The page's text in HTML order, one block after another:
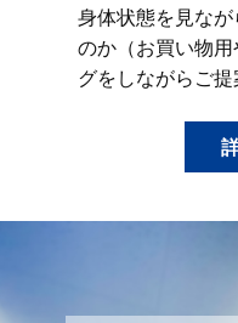
身体状態を見な
のか（お買い物
グをしながらご提